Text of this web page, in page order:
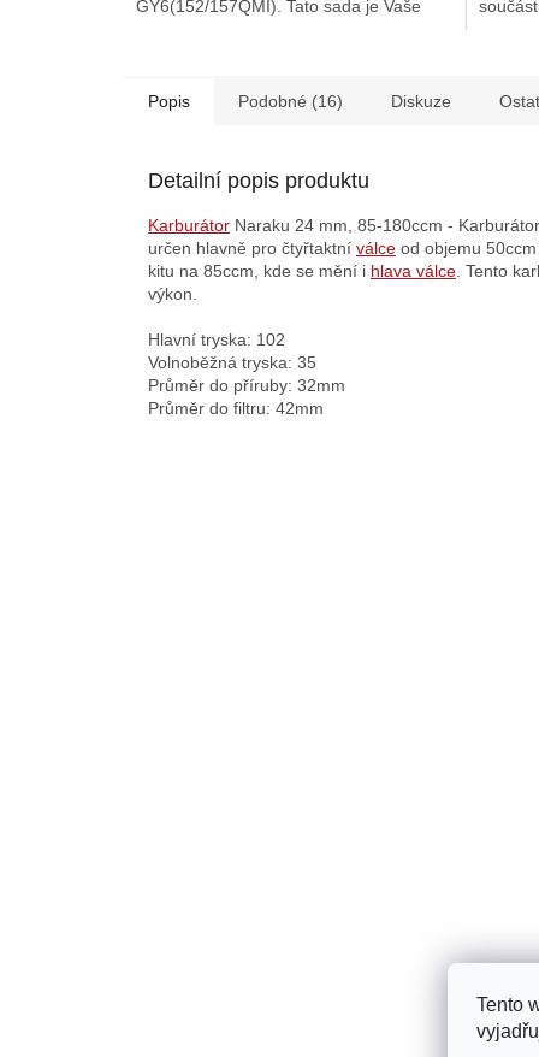
Tento
GY6(152/157QMI). Tato sada je Vaše
Popis Podobné (16) Diskuze
Detailní popis produktu
Karburátor Naraku 24 mm, 85-180ccm -
určen hlavně pro čtyřtaktní válce od objemu
kitu na 85ccm, kde se mění i hlava válce . Tento
výkon.
Hlavní tryska: 102
Volnoběžná tryska: 35
Průměr do příruby: 32mm
Průměr do filtru: 42mm